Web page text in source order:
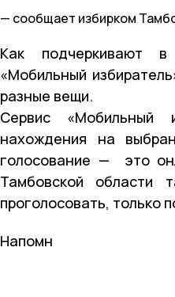
сообщает избирком
Как подчеркивают в
«Мобильный
разные вещи.
Сервис «Мобильный
нахождения на
голосование — это
Тамбовской области
проголосовать, только
Напомн